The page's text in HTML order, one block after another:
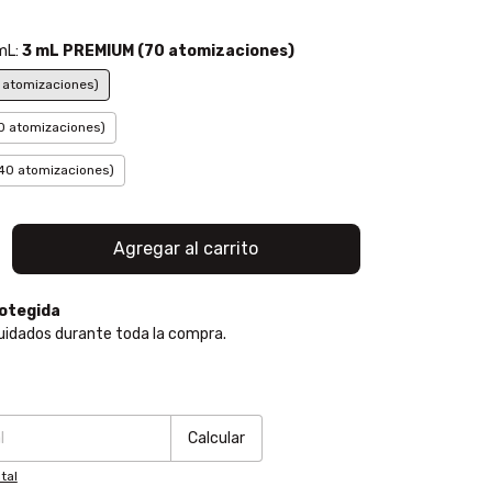
3 mL PREMIUM (70 atomizaciones)
atomizaciones)
atomizaciones)
atomizaciones)
durante toda la compra.
Calcular